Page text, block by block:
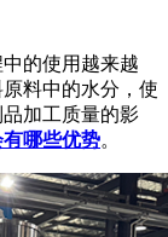
的使用越来越
料中的水分，使
加工质量的影
哪些优势。